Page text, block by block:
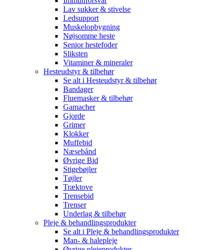
Lav sukker & stivelse
Ledsupport
Muskelopbygning
Nøjsomme heste
Senior hestefoder
Sliksten
Vitaminer & mineraler
Hesteudstyr & tilbehør
Se alt i Hesteudstyr & tilbehør
Bandager
Fluemasker & tilbehør
Gamacher
Gjorde
Grimer
Klokker
Muffebid
Næsebånd
Øvrige Bid
Stigebøjler
Tøjler
Træktove
Trensebid
Trenser
Underlag & tilbehør
Pleje & behandlingsprodukter
Se alt i Pleje & behandlingsprodukter
Man- & halepleje